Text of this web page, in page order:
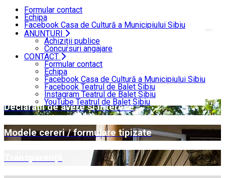
Formular contact
Echipa
Facebook Casa de Cultură a Municipiului Sibiu
Facebook Teatrul de Balet Sibiu
Instagram Teatrul de Balet Sibiu
YouTube Teatrul de Balet Sibiu
ANUNȚURI
Achiziții publice
Concursuri angajare
CONTACT
Formular contact
Echipa
Facebook Casa de Cultură a Municipiului Sibiu
Facebook Teatrul de Balet Sibiu
Instagram Teatrul de Balet Sibiu
YouTube Teatrul de Balet Sibiu
Acasă INFORMAȚII DE INTERES PUBLIC
INFORMAȚII DE INTERES
PUBLIC
Declarații de avere și interese
Modele cereri / formulare tipizate